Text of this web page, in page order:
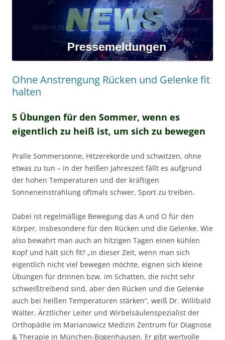
Ohne Anstrengung Rücken und Gelenke fit
halten
5 Übungen für den Sommer, wenn es
eigentlich zu heiß ist, um sich zu bewegen
Pralle Sommersonne, Hitzerekorde und schwitzen, ohne
etwas zu tun – in der heißen Jahreszeit fällt es aufgrund
der hohen Temperaturen und der kräftigen
Sonneneinstrahlung oftmals schwer, Sport zu treiben.
Dabei ist regelmäßige Bewegung das A und O für den
Körper, insbesondere für den Rücken und die Gelenke. Wie
also bewahrt man auch an hitzigen Tagen einen kühlen
Kopf und hält sich fit? „In dieser Zeit, wenn man sich
eigentlich nicht viel bewegen möchte, eignen sich kleine
Übungen für drinnen bzw. im Schatten, die nicht sehr
schweißtreibend sind, aber den Rücken und die Gelenke
auch bei heißen Temperaturen stärken“, weiß Dr. Willibald
Walter, Ärztlicher Leiter und Wirbelsäulenspezialist der
Orthopädie im Marianowicz Medizin Zentrum für Diagnose
& Therapie in München-Bogenhausen. Er gibt wertvolle